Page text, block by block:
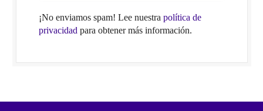
¡No enviamos spam! Lee nuestra política de
privacidad para obtener más información.